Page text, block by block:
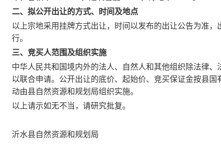
二、拟公开出让的方式、时间及地点
以上宗地采用挂牌方式出让，时间以发布的出让公告为准
行。
三、竞买人范围及组织实施
中华人民共和国境内外的法人、自然人和其他组织除法律
以联合申请。公开出让的底价、起始价、竞买保证金按县
动由县自然资源和规划局组织实施。
以上请示如无不当，请研究批复。
沂水县自然资源和规划局